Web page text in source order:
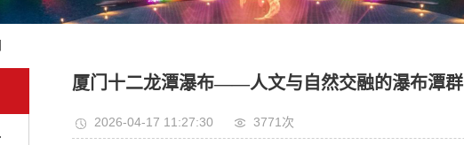
厦门十二龙潭瀑布——人文与自然交融的瀑布潭群
2026-04-17 11:27:30 3771 次